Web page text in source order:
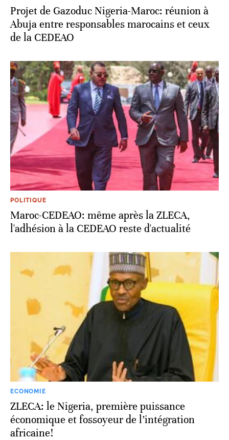
Projet de Gazoduc Nigeria-Maroc: réunion à
Abuja entre responsables marocains et ceux
de la CEDEAO
POLITIQUE
Maroc-CEDEAO: même après la ZLECA,
l'adhésion à la CEDEAO reste d'actualité
ECONOMIE
ZLECA: le Nigeria, première puissance
économique et fossoyeur de l’intégration
africaine!